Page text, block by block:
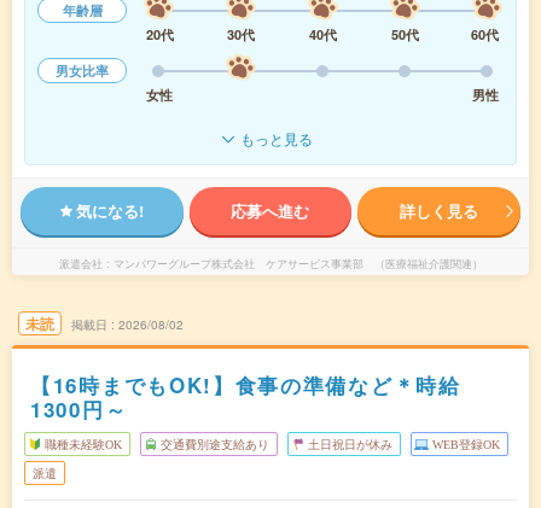
年齢層
20代
30代 40代 50代
60代
男女比率
女性
男性
もっと見る
気になる! 応募へ進む 詳しく見る
派遣会社 マンパワーグループ株式会社 ケアサービス事業部 （医療福祉介護関連）
未読 掲載日 2026/08/02
【16時までもOK!】食事の準備など＊時給
1300円～
職種未経験OK 交通費別途支給あり 土日祝日が休み WEB登録OK
派遣